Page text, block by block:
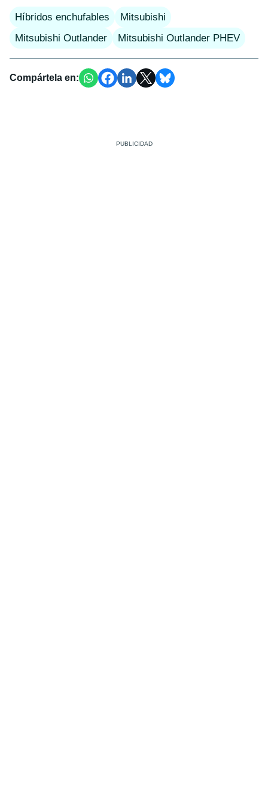
Híbridos enchufables
Mitsubishi
Mitsubishi Outlander
Mitsubishi Outlander PHEV
Compártela en: